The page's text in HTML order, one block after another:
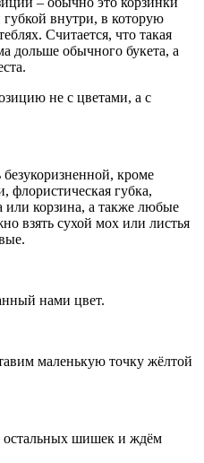
внутри, в которую
Считается, что такая
дольше обычного букета, а
не с цветами, а с
кроме
флористическая губка,
или корзина, а также любые
взять сухой мох или листья
нами цвет.
маленькую точку жёлтой
остальных шишек и ждём